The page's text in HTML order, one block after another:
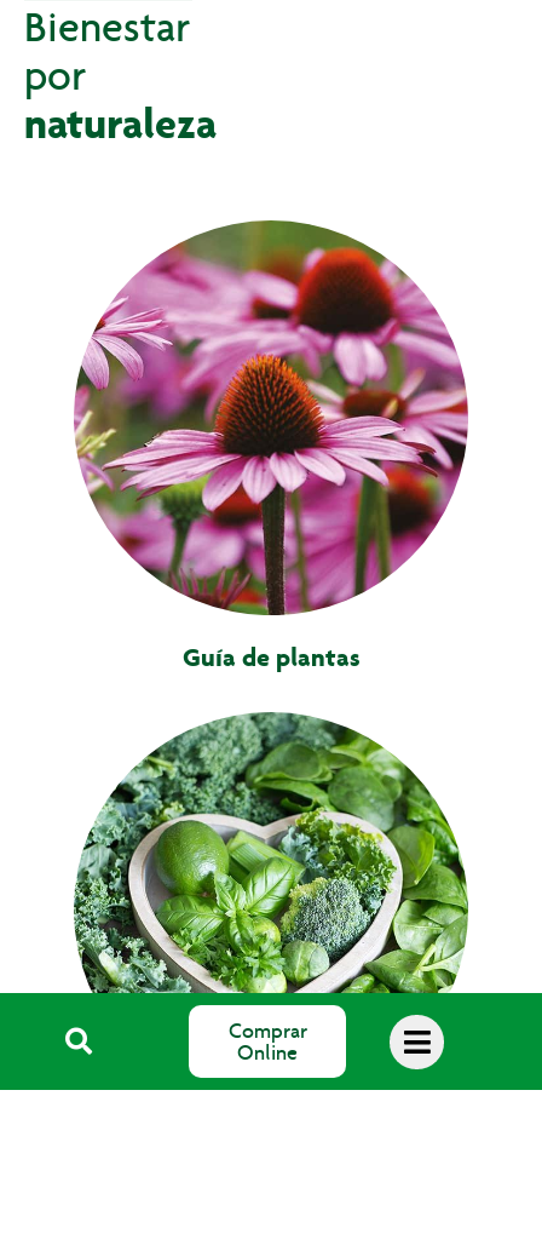
Comprar
Online
Bienestar
por
naturaleza
Guía de plantas